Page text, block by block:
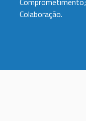
Colaboração.